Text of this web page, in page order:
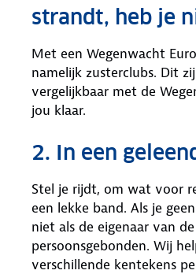
strandt, heb je
Met een Wegenwacht
namelijk zusterclubs. Dit
vergelijkbaar met de
jou klaar.
2. In een
Stel je rijdt, om wat voor
een lekke band. Als je
niet als de eigenaar van
persoonsgebonden. Wij
verschillende kentekens